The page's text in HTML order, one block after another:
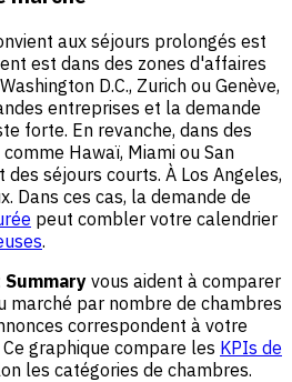
aux séjours prolongés est
est dans des zones d'affaires
D.C., Zurich ou Genève,
entreprises et la demande
forte. En revanche, dans des
Hawaï, Miami ou San
séjours courts. À Los Angeles,
Dans ces cas, la demande de
peut combler votre calendrier
.
vous aident à comparer
marché par nombre de chambres
correspondent à votre
graphique compare les KPIs de
les catégories de chambres.